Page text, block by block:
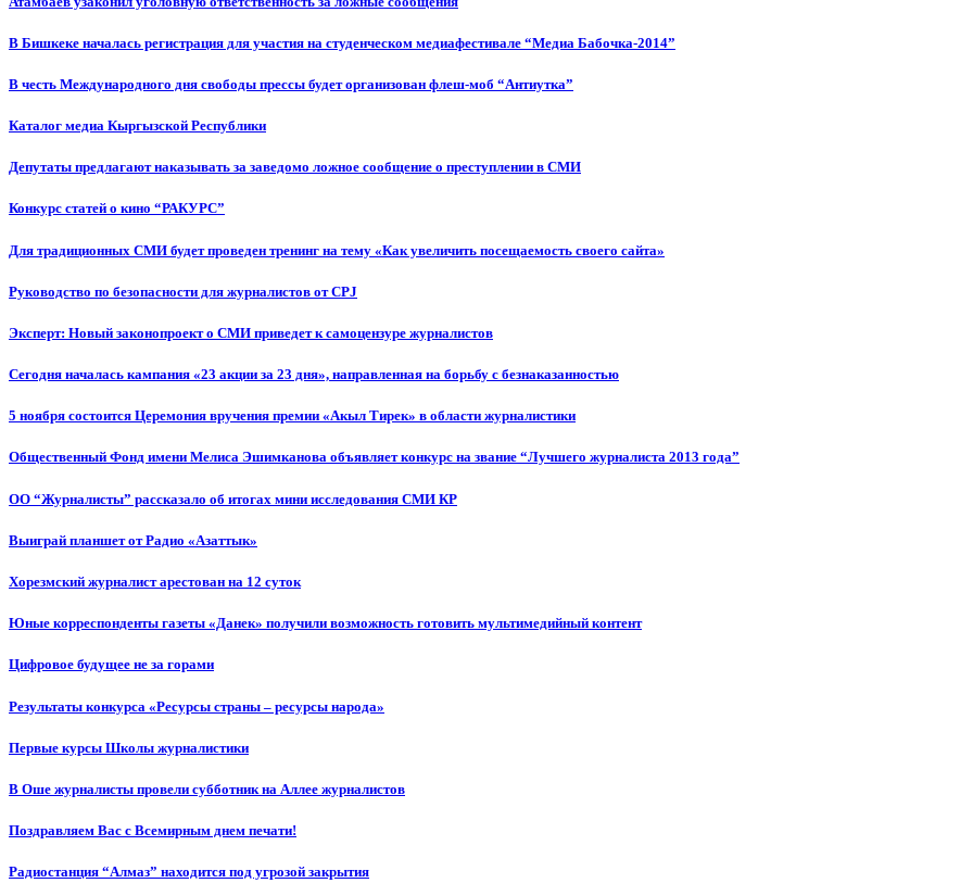
В Бишкеке началась регистрация для участия на студенческом медиафестивале “Медиа Бабочка-2014”
В честь Международного дня свободы прессы будет организован флеш-моб “Антиутка”
Каталог медиа Кыргызской Республики
Депутаты предлагают наказывать за заведомо ложное сообщение о преступлении в СМИ
Конкурс статей о кино “РАКУРС”
Для традиционных СМИ будет проведен тренинг на тему «Как увеличить посещаемость своего сайта»
Руководство по безопасности для журналистов от CPJ
Эксперт: Новый законопроект о СМИ приведет к самоцензуре журналистов
Сегодня началась кампания «23 акции за 23 дня», направленная на борьбу с безнаказанностью
5 ноября состоится Церемония вручения премии «Акыл Тирек» в области журналистики
Общественный Фонд имени Мелиса Эшимканова объявляет конкурс на звание “Лучшего журналиста 2013 года”
ОО “Журналисты” рассказало об итогах мини исследования СМИ КР
Выиграй планшет от Радио «Азаттык»
Хорезмский журналист арестован на 12 суток
Юные корреспонденты газеты «Данек» получили возможность готовить мультимедийный контент
Цифровое будущее не за горами
Результаты конкурса «Ресурсы страны – ресурсы народа»
Первые курсы Школы журналистики
В Оше журналисты провели субботник на Аллее журналистов
Поздравляем Вас с Всемирным днем печати!
Радиостанция “Алмаз” находится под угрозой закрытия